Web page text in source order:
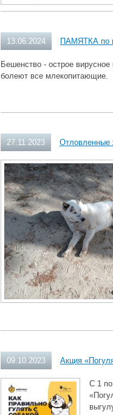
13.06.2024 ПАМЯТКА по
Бешенство - острое
болеют все млекопитающие.
27.11.2023 Отловленные
09.10.2023 Акция
С 1